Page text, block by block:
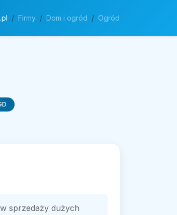
Firmy Dom i ogród Ogród
sprzedaży dużych